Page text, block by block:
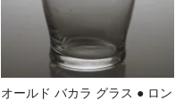
オールド バカラ グラス ● ロン